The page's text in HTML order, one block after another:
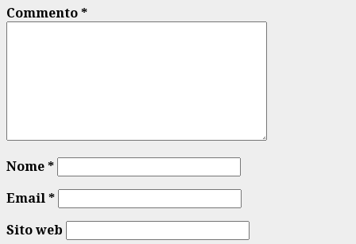
Commento*
Nome*
Email*
Sito web